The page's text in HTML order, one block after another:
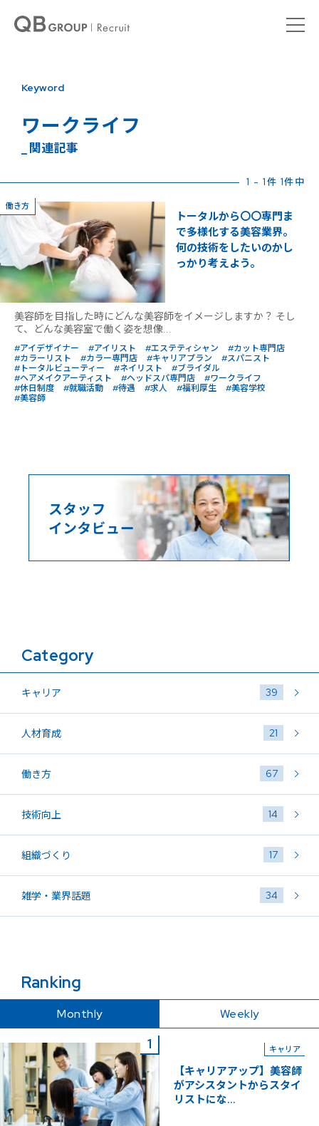
Keyword
ワークライフ
_ 関連記事
1 - 1件 1件中
働き方
トータルから〇〇専門ま
で多様化する美容業界。
何の技術をしたいのかし
っかり考えよう。
美容師を目指した時にどんな美容師をイメージしますか？ そし
て、どんな美容室で働く姿を想像...
#アイデザイナー #アイリスト #エステティシャン
#カット専門店
#カラーリスト
#カラー専門店 #キャリアプラン
#スパニスト
#トータルビューティー
#ネイリスト
#ブライダル
#ヘアメイクアーティスト
#ヘッドスパ専門店
#ワークライフ
#休日制度
#就職活動 #待遇 #求人 #福利厚生
#美容学校
#美容師
Category
キャリア 39
人材育成 21
働き方 67
技術向上 14
組織づくり 17
雑学・業界話題 34
Ranking
Monthly Weekly
キャリア
【キャリアアップ】美容師
がアシスタントからスタイ
リストにな...